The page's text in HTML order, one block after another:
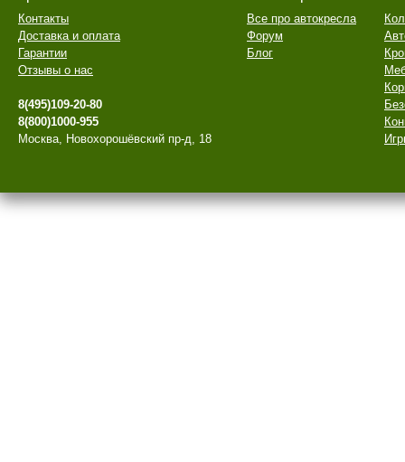
Контакты
Доставка и оплата
Гарантии
Отзывы о нас
8(495)109-20-80
8(800)1000-955
Москва, Новохорошёвский пр-д, 18
Все про автокресла
Форум
Блог